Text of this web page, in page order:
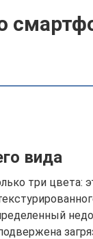
вида
три